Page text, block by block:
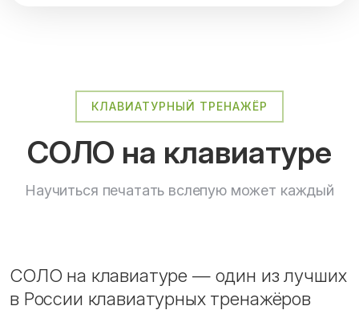
КЛАВИАТУРНЫЙ ТРЕНАЖЁР
СОЛО на клавиатуре
Научиться печатать вслепую может каждый
СОЛО на клавиатуре — один из лучших
в России клавиатурных тренажёров